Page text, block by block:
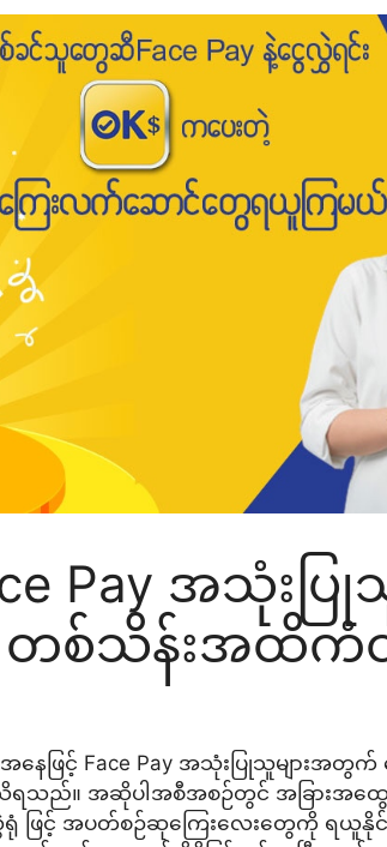
Pay အသုံးပြု
တစ်သိန်းအထိကံ
းအနေဖြင့် Face Pay အသုံးပြုသူများအတွ
သိရသည်။ အဆိုပါအစီအစဉ်တွင် အခြားအ
ရုံ ဖြင့် အပတ်စဉ်ဆုကြေးလေးတွေကို ရယူ